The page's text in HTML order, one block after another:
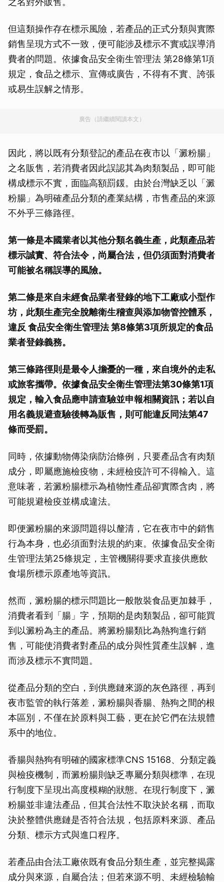
但這類操作存在標示風險，若產品的正式分類與實際
銷售呈現方式不一致，便可能涉及標示不實或誤導消
費者的問題。依據食品安全衛生管理法 第28條第1項
規定，食品之標示、宣傳或廣告，不得有不實、誇張
或易生誤解之情形。
廣告（請繼續閱讀本文）
因此，將以既有分類登記的產品在夜市以「澱粉腸」
之名販售，若消費者因此誤認其為肉類製品，即可能
構成標示不實，面臨高額罰鍰。由於台灣缺乏以「澱
粉腸」為明確產品分類的產業結構，市售產品的來源
不外乎三條路徑。
第一條是本國業者以其他分類名義生產，此類產品若
標示誠實、符合法令，尚屬合法，但仍須面對消費者
可能被名稱誤導的風險。
第二條是來自未經食品業者登錄的地下工廠或小型作
坊，此類生產完全脫離衛生稽查與添加物管控體系，
違反 食品安全衛生管理法 第8條第3項所規定的食品
業者登錄義務。
第三條路徑則是最令人擔憂的一種，來自境外的走私
或旅客攜帶。依據食品安全衛生管理法第30條第1項
規定，輸入食品應申請查驗並申報相關資訊；若以自
用名義規避查驗後轉為販售，則可能違反同法第47
條而受罰。
同時，依據動物傳染病防治條例，只要產品含有肉類
成分，即屬應施檢疫物，未經檢疫許可不得輸入。這
意味著，若澱粉腸標示為植物性產品卻實際含肉，將
可能規避檢疫並構成違法。
即便澱粉腸的來源問題得以釐清，它在夜市中的銷售
行為本身，也必須面對法規的約束。依據食品安全衛
生管理法第25條規定，主管機關得要求直接供應飲
食場所標示原產地等資訊。
然而，澱粉腸的標示問題比一般散裝食品更加棘手，
消費者看到「腸」字，預期的是肉類製品，卻可能買
到以澱粉為主的產品。將澱粉腸類比為熱狗進行銷
售，可能使消費者對產品的成分與性質產生誤解，進
而涉及標示不實問題。
從產品分類的空白，到供應鏈來源的灰色路徑，再到
夜市監管的執行落差，澱粉腸與香腸、熱狗之間的根
本區別，不僅在於原料與工藝，更在於它們在法規體
系中的地位。
香腸與熱狗有明確的國家標準CNS 15168、分類定義
與檢疫機制，而澱粉腸則缺乏專屬分類與標準，在現
行制度下呈現出高度模糊的狀態。在現行制度下，澱
粉腸並非違法產品，但其合法性不取決於名稱，而取
決於整體供應鏈是否符合法規，包括原料來源、產品
分類、標示方式與進口程序。
若產品由合法工廠依既有食品分類生產，並完整揭露
成分與來源，自屬合法；但若來源不明、未經檢驗輸